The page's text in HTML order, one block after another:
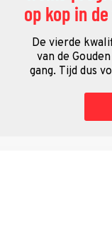
op kop in
De vierde
van de
gang. Tijd dus